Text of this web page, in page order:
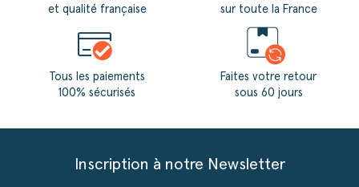
et qualité française
Tous les paiements
100% sécurisés
sur toute la France
Faites votre retour
sous 60 jours
Inscription à notre Newsletter